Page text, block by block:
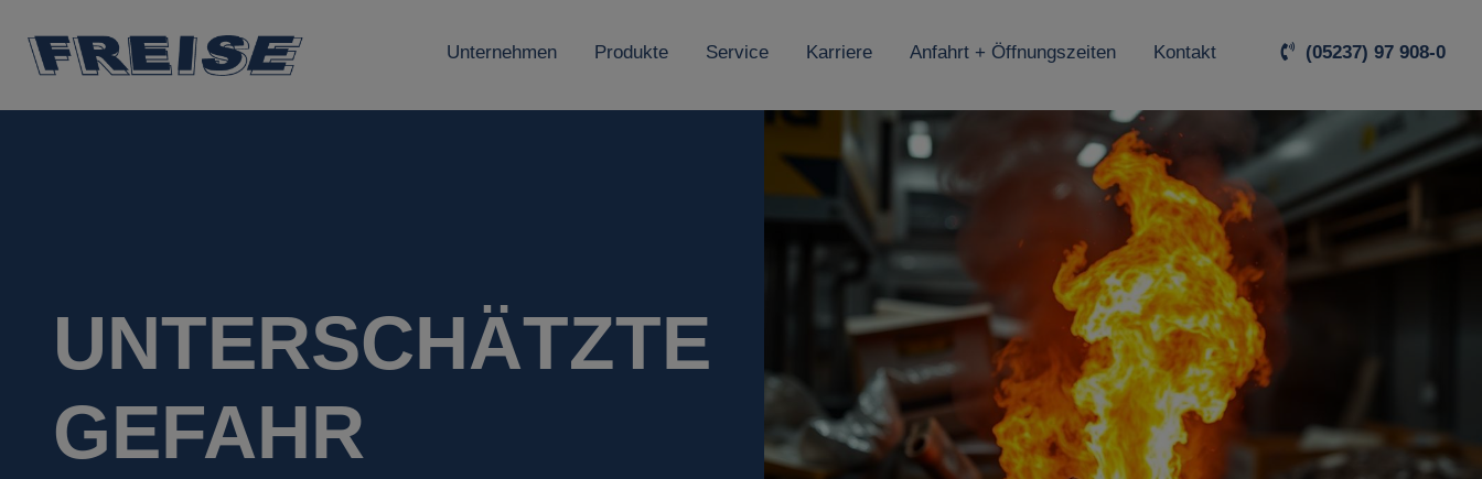
Unternehmen Produkte Service Karriere Anfahrt + Öffnungszeiten Kontakt (05237) 97 908-0
UNTERSCHÄTZTE
GEFAHR